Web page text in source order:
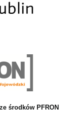
środków PFRON